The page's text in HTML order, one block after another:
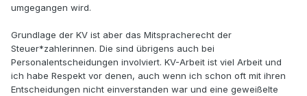
umgegangen wird.
Grundlage der KV ist aber das Mitspracherecht der
Steuer*zahlerinnen. Die sind übrigens auch bei
Personalentscheidungen involviert. KV-Arbeit ist viel Arbeit und
ich habe Respekt vor denen, auch wenn ich schon oft mit ihren
Entscheidungen nicht einverstanden war und eine geweißelte